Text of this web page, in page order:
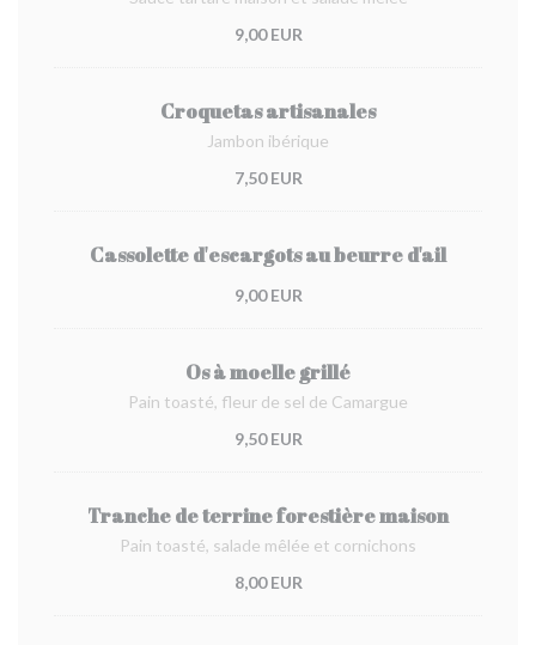
9,00 EUR
Croquetas artisanales
Jambon ibérique
7,50 EUR
Cassolette d'escargots au beurre d'ail
9,00 EUR
Os à moelle grillé
Pain toasté, fleur de sel de Camargue
9,50 EUR
Tranche de terrine forestière maison
Pain toasté, salade mêlée et cornichons
8,00 EUR